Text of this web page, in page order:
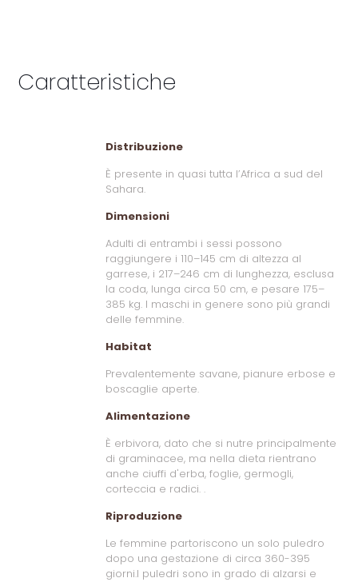
Caratteristiche
Distribuzione
È presente in quasi tutta l’Africa a sud del
Sahara.
Dimensioni
Adulti di entrambi i sessi possono
raggiungere i 110–145 cm di altezza al
garrese, i 217–246 cm di lunghezza, esclusa
la coda, lunga circa 50 cm, e pesare 175–
385 kg. I maschi in genere sono più grandi
delle femmine.
Habitat
Prevalentemente savane, pianure erbose e
boscaglie aperte.
Alimentazione
È erbivora, dato che si nutre principalmente
di graminacee, ma nella dieta rientrano
anche ciuffi d'erba, foglie, germogli,
corteccia e radici. .
Riproduzione
Le femmine partoriscono un solo puledro
dopo una gestazione di circa 360-395
giorni.I puledri sono in grado di alzarsi e